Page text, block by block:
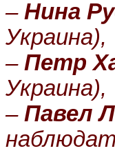
– Нина
Украина),
– Петр
Украина),
– Павел